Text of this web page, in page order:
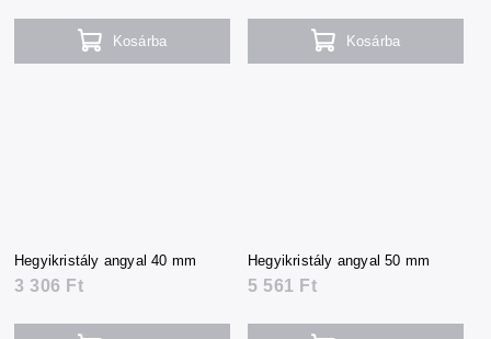
Kosárba Kosárba
Hegyikristály angyal 40 mm
3 306 Ft
Hegyikristály angyal 50 mm
5 561 Ft